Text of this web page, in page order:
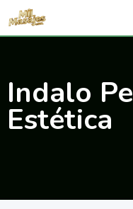
Saltar
Indalo
Estética